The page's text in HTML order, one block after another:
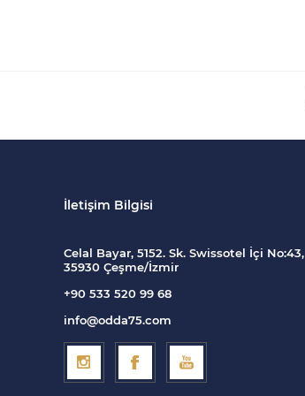
İletişim Bilgisi
Celal Bayar, 5152. Sk. Swissotel İçi No:43,
35930 Çeşme/İzmir
+90 533 520 99 68
info@odda75.com